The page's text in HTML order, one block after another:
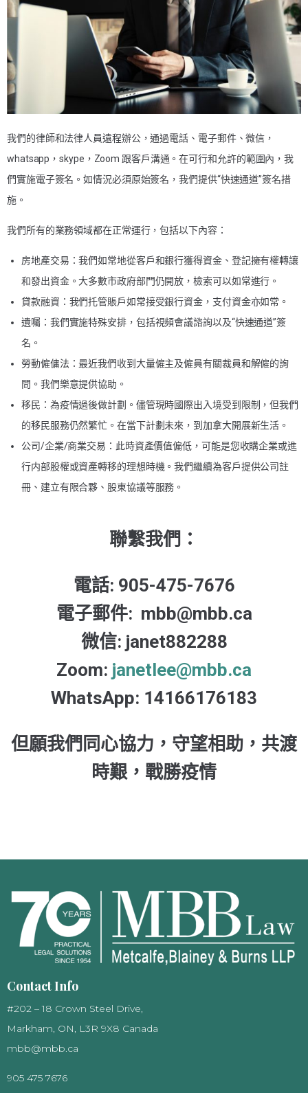
我們的律師和法律人員遠程辦公，通過電話、電子郵件、微信，
whatsapp，skype，Zoom 跟客戶溝通。在可行和允許的範圍內，我
們實施電子簽名。如情況必須原始簽名，我們提供“快速通道”簽名措
施。
我們所有的業務領域都在正常運行，包括以下內容：
房地產交易：我們如常地從客戶和銀行獲得資金、登記擁有權轉讓
和發出資金。大多數市政府部門仍開放，檢索可以如常進行。
貸款融資：我們托管賬戶如常接受銀行資金，支付資金亦如常。
遺囑：我們實施特殊安排，包括視頻會議諮詢以及“快速通道”簽
名。
勞動僱傭法：最近我們收到大量僱主及僱員有關裁員和解僱的詢
問。我們樂意提供協助。
移民：為疫情過後做計劃。儘管現時國際出入境受到限制，但我們
的移民服務仍然繁忙。在當下計劃未來，到加拿大開展新生活。
公司/企業/商業交易：此時資產價值偏低，可能是您收購企業或進
行内部股權或資產轉移的理想時機。我們繼續為客戶提供公司註
冊、建立有限合夥、股東協議等服務。
聯繫我們：
電話: 905-475-7676
電子郵件: mbb@mbb.ca
微信: janet882288
Zoom: janetlee@mbb.ca
WhatsApp: 14166176183
但願我們同心協力，守望相助，共渡
時艱，戰勝疫情
Contact Info
#202 – 18 Crown Steel Drive,
Markham, ON, L3R 9X8 Canada
mbb@mbb.ca
905 475 7676